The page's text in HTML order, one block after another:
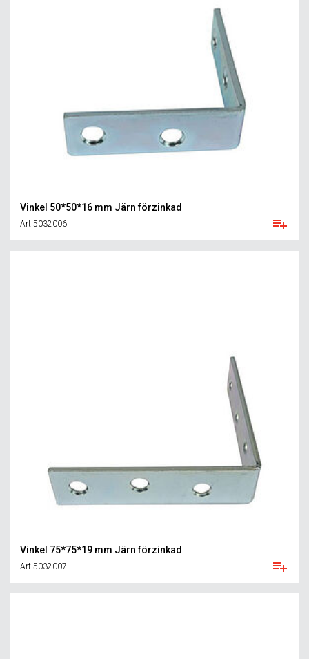
Vinkel 50*50*16 mm Järn förzinkad
Art 5032006
Vinkel 75*75*19 mm Järn förzinkad
Art 5032007